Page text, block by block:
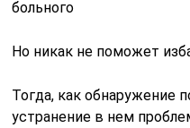
больного
Но никак не поможет
Тогда, как обнаружение
устранение в нем